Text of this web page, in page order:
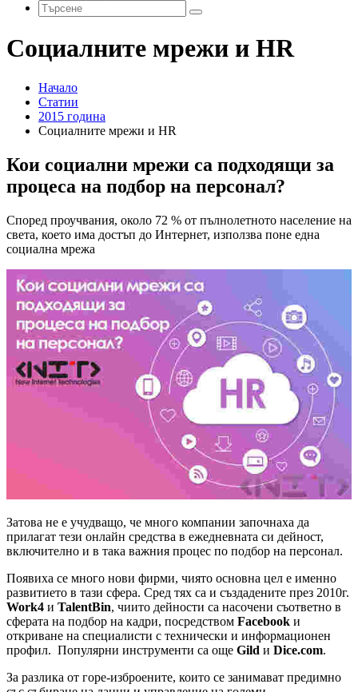
Социалните мрежи и HR
Начало
Статии
2015 година
Социалните мрежи и HR
Кои социални мрежи са подходящи за
процеса на подбор на персонал?
Според проучвания, около 72 % от пълнолетното население на
света, което има достъп до Интернет, използва поне една
социална мрежа
Затова не е учудващо, че много компании започнаха да
прилагат тези онлайн средства в ежедневната си дейност,
включително и в така важния процес по подбор на персонал.
Появиха се много нови фирми, чиято основна цел е именно
развитието в тази сфера. Сред тях са и създадените през 2010г.
Work4 и TalentBin, чиито дейности са насочени съответно в
сферата на подбор на кадри, посредством Facebook и
откриване на специалисти с технически и информационен
профил. Популярни инструменти са още Gild и Dice.com.
За разлика от горе-изброените, които се занимават предимно